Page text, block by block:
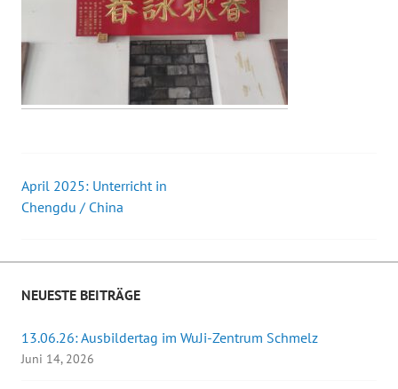
Beitrags-
April 2025: Unterricht in
Chengdu / China
NEUESTE BEITRÄGE
13.06.26: Ausbildertag im WuJi-Zentrum Schmelz
Juni 14, 2026